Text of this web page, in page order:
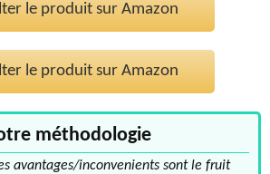
le produit sur Amazon
le produit sur Amazon
méthodologie
avantages/inconvenients sont le fruit